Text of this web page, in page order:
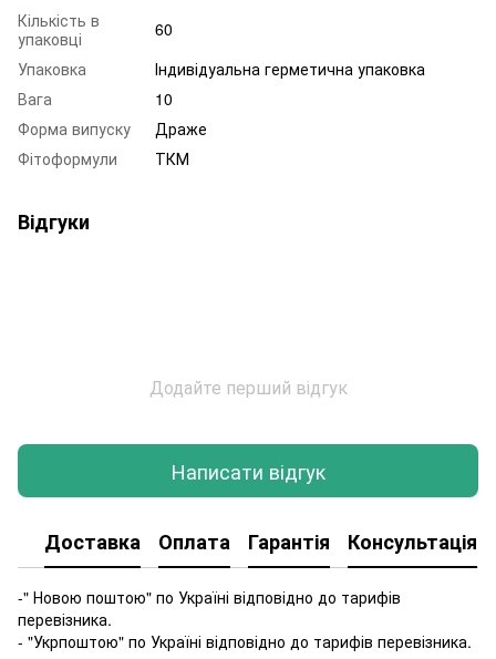
Кількість в
упаковці
60
Упаковка
Індивідуальна герметична упаковка
Вага
10
Форма випуску
Драже
Фітоформули
ТКМ
Відгуки
Додайте перший відгук
Написати відгук
Доставка Оплата Гарантія Консультація
-" Новою поштою" по Україні відповідно до тарифів
перевізника.
- "Укрпоштою" по Україні відповідно до тарифів перевізника.